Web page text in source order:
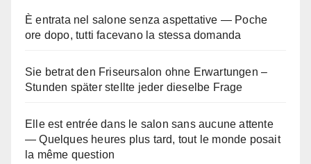
È entrata nel salone senza aspettative — Poche
ore dopo, tutti facevano la stessa domanda
Sie betrat den Friseursalon ohne Erwartungen –
Stunden später stellte jeder dieselbe Frage
Elle est entrée dans le salon sans aucune attente
— Quelques heures plus tard, tout le monde posait
la même question